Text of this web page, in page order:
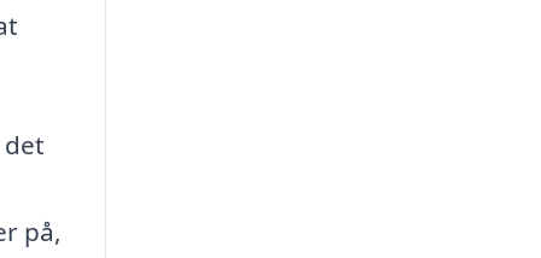
på,